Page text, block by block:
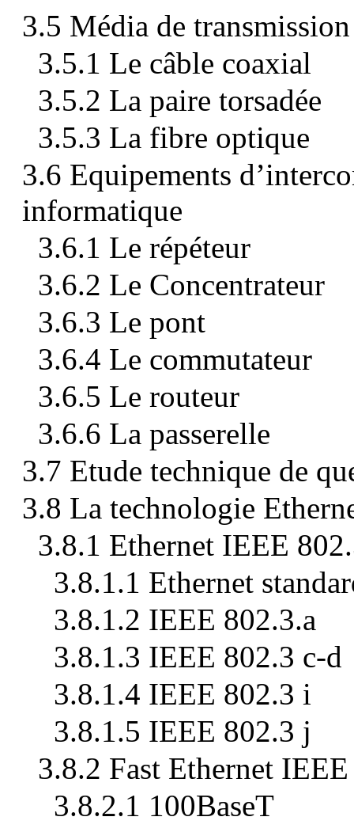
3.5 Média de transmission
3.5.1 Le câble coaxial
3.5.2 La paire torsadée
3.5.3 La fibre optique
3.6 Equipements
informatique
3.6.1 Le répéteur
3.6.2 Le Concentrateur
3.6.3 Le pont
3.6.4 Le commutateur
3.6.5 Le routeur
3.6.6 La passerelle
3.7 Etude technique de
3.8 La technologie
3.8.1 Ethernet IEEE
3.8.1.1 Ethernet
3.8.1.2 IEEE 802.3.a
3.8.1.3 IEEE 802.3 c-d
3.8.1.4 IEEE 802.3 i
3.8.1.5 IEEE 802.3 j
3.8.2 Fast Ethernet
3.8.2.1 100BaseT